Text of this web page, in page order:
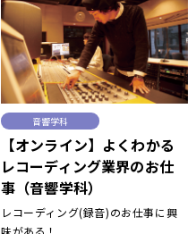
音響学科
【オンライン】よくわかる
レコーディング業界のお仕
事（音響学科）
レコーディング(録音)のお仕事に興